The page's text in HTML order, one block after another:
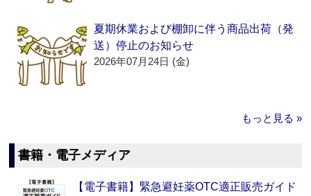
夏期休業および棚卸に伴う商品出荷（発
送）停止のお知らせ
2026年07月24日 (金)
もっと見る »
書籍・電子メディア
【電子書籍】緊急避妊薬OTC適正販売ガイド